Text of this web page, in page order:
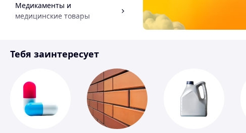
Медикаменты и
медицинские товары
Инструмент
Тебя заинтересует